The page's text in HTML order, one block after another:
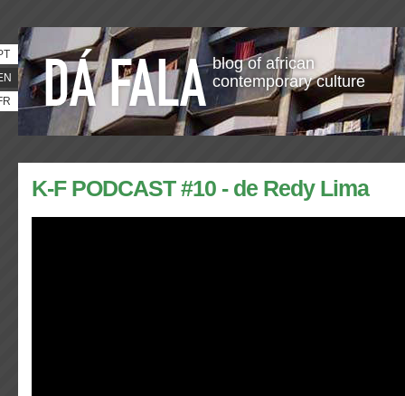
blog of african
contemporary culture
K-F PODCAST #10 - de Redy Lima